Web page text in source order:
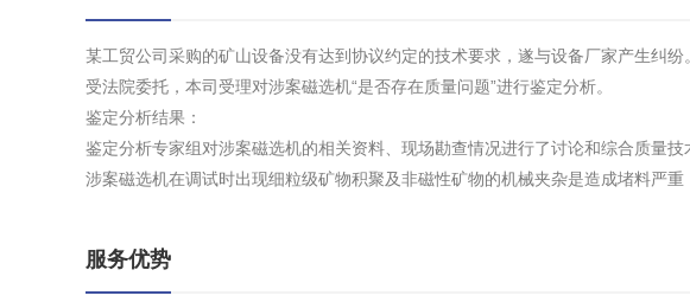
某工贸公司采购的矿山设备没有达到协议约定的技术要求，遂与设备厂家产生纠纷。
受法院委托，本司受理对涉案磁选机“是否存在质量问题”进行鉴定分析。
鉴定分析结果：
鉴定分析专家组对涉案磁选机的相关资料、现场勘查情况进行了讨论和综合质量技
涉案磁选机在调试时出现细粒级矿物积聚及非磁性矿物的机械夹杂是造成堵料严重
服务优势